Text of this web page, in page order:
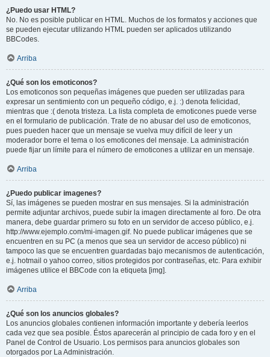
¿Puedo usar HTML?
No. No es posible publicar en HTML. Muchos de los formatos y acciones que
se pueden ejecutar utilizando HTML pueden ser aplicados utilizando
BBCodes.
Arriba
¿Qué son los emoticonos?
Los emoticonos son pequeñas imágenes que pueden ser utilizadas para
expresar un sentimiento con un pequeño código, e.j. :) denota felicidad,
mientras que :( denota tristeza. La lista completa de emoticones puede verse
en el formulario de publicación. Trate de no abusar del uso de emoticonos,
pues pueden hacer que un mensaje se vuelva muy difícil de leer y un
moderador borre el tema o los emoticones del mensaje. La administración
puede fijar un límite para el número de emoticones a utilizar en un mensaje.
Arriba
¿Puedo publicar imagenes?
Sí, las imágenes se pueden mostrar en sus mensajes. Si la administración
permite adjuntar archivos, puede subir la imagen directamente al foro. De otra
manera, debe guardar primero su foto en un servidor de acceso público, e.j.
http://www.ejemplo.com/mi-imagen.gif. No puede publicar imágenes que se
encuentren en su PC (a menos que sea un servidor de acceso público) ni
tampoco las que se encuentren guardadas bajo mecanismos de autenticación,
e.j. hotmail o yahoo correo, sitios protegidos por contraseñas, etc. Para exhibir
imágenes utilice el BBCode con la etiqueta [img].
Arriba
¿Qué son los anuncios globales?
Los anuncios globales contienen información importante y debería leerlos
cada vez que sea posible. Éstos aparecerán al principio de cada foro y en el
Panel de Control de Usuario. Los permisos para anuncios globales son
otorgados por La Administración.